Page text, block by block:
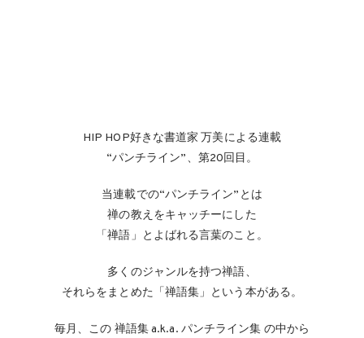
HIP HOP好きな書道家 万美による連載
“パンチライン”、第20回目。
当連載での“パンチライン”とは
禅の教えをキャッチーにした
「禅語」とよばれる言葉のこと。
多くのジャンルを持つ禅語、
それらをまとめた「禅語集」という本がある。
毎月、この 禅語集 a.k.a. パンチライン集 の中から